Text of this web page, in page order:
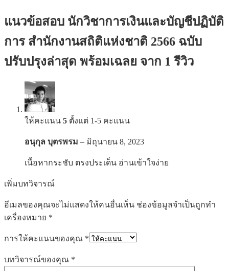
แนวข้อสอบ นักวิชาการเงินและบัญชีปฏิบัติ
การ สำนักงานสถิติแห่งชาติ 2566 ฉบับ
ปรับปรุงล่าสุด พร้อมเฉลย จาก 1 รีวิว
ให้คะแนน 5 ตั้งแต่ 1-5 คะแนน
อนุกุล บุตรพรม – มิถุนายน 8, 2023
เนื้อหากระชับ ตรงประเด็น อ่านเข้าใจง่าย
เพิ่มบทวิจารณ์
อีเมลของคุณจะไม่แสดงให้คนอื่นเห็น ช่องข้อมูลจำเป็นถูกทำ
เครื่องหมาย *
การให้คะแนนของคุณ *
บทวิจารณ์ของคุณ *